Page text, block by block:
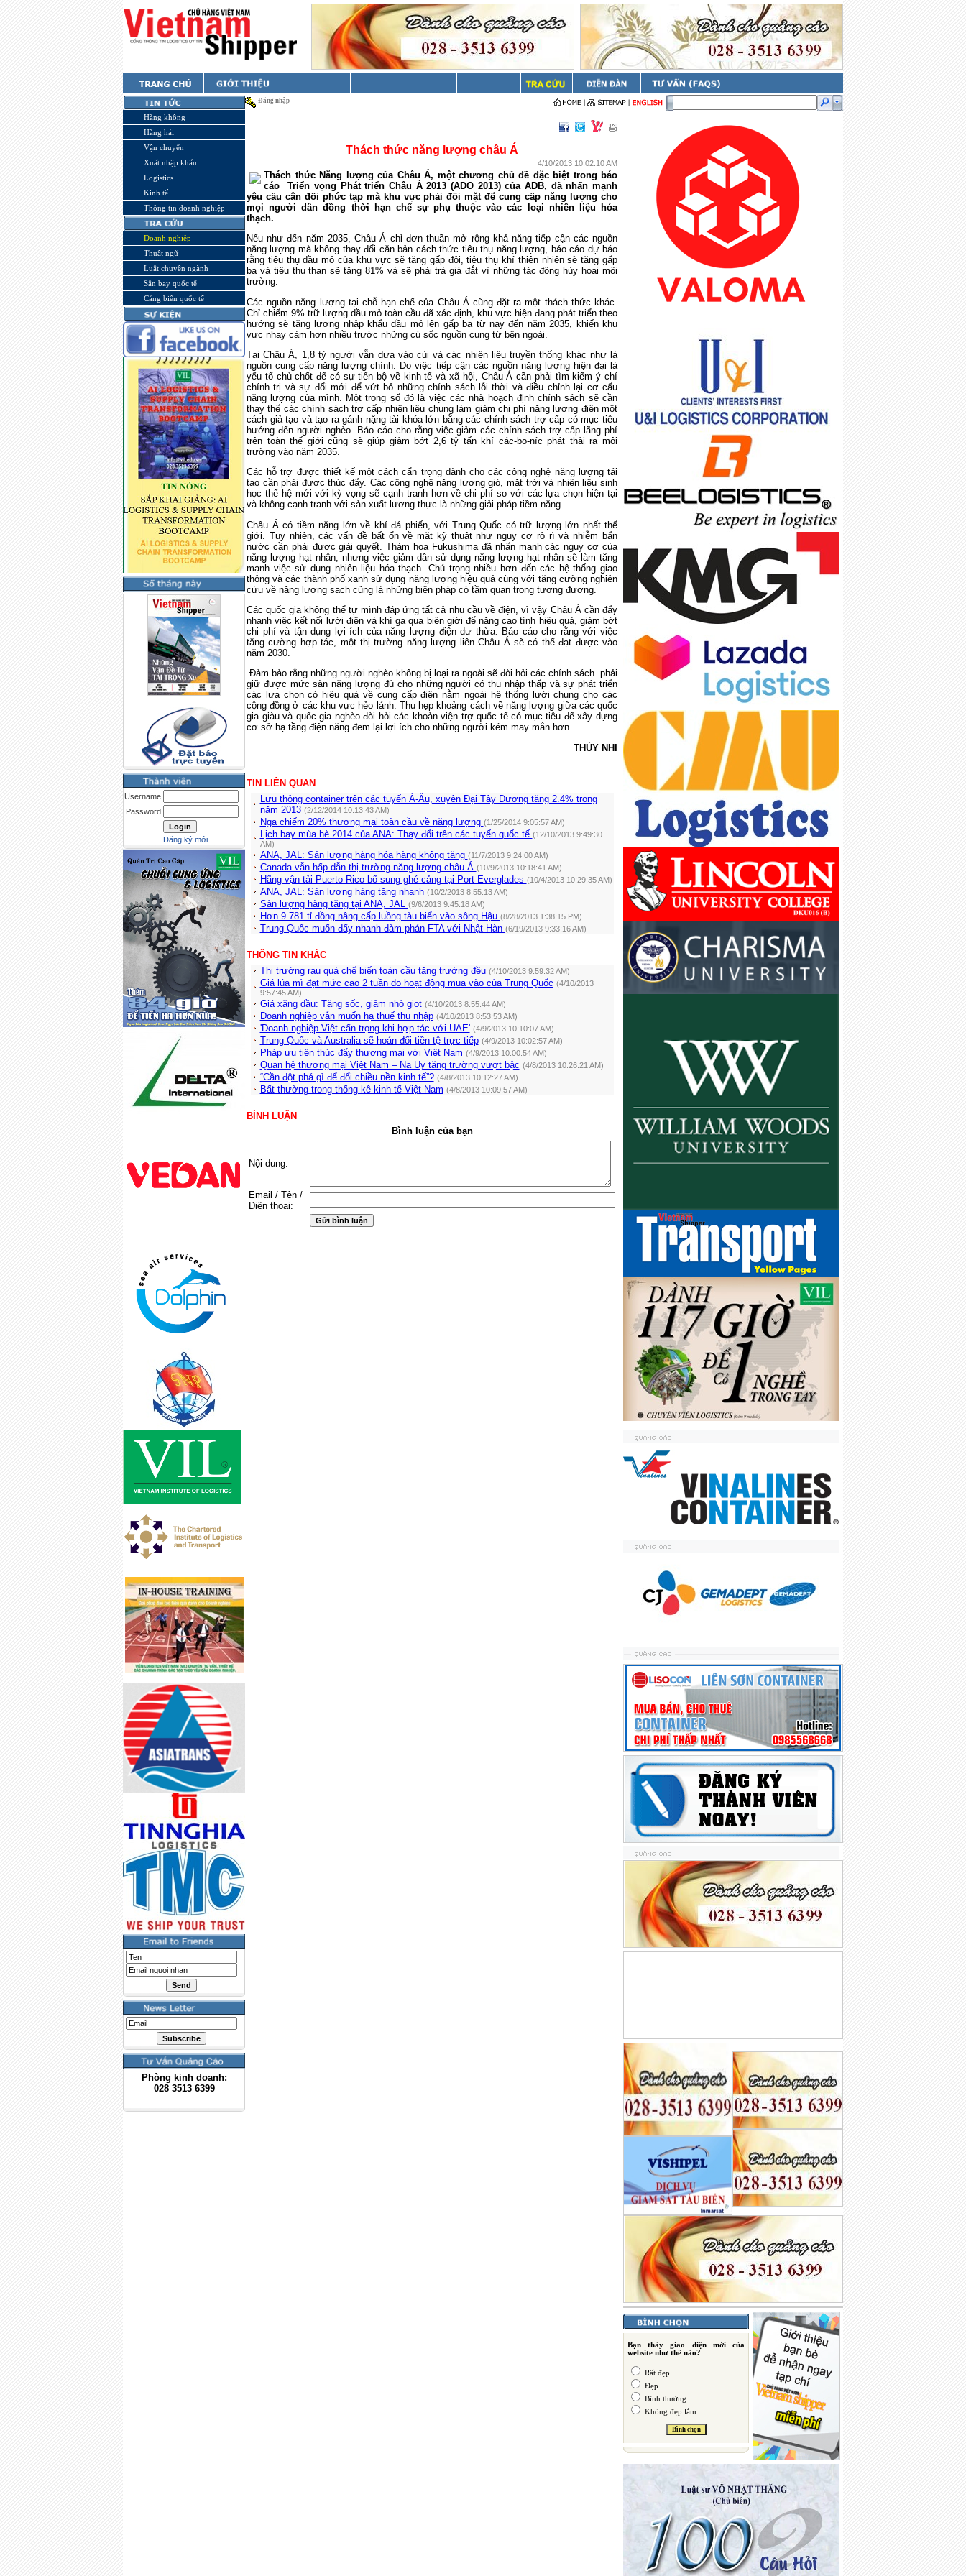
Hàng không
Hàng hải
Vận chuyển
Xuất nhập khẩu
Logistics
Kinh tế
Thông tin doanh nghiệp
Doanh nghiệp
Thuật ngữ
Luật chuyên ngành
Sân bay quốc tế
Cảng biển quốc tế
Username
Password
Đăng ký mới
Phòng kinh doanh:
028 3513 6399
Đăng nhập
Thách thức năng lượng châu Á
4/10/2013 10:02:10 AM
Thách thức Năng lượng của Châu Á, một chương chủ đề đặc biệt trong báo
cáo
Triển vọng Phát triển Châu Á 2013 (ADO 2013) của ADB, đã nhấn mạnh
yêu cầu cân đối phức tạp mà khu vực phải đối mặt để cung cấp năng lượng cho
mọi người dân đồng thời hạn chế sự phụ thuộc vào các loại nhiên liệu hóa
thạch.
Nếu như đến năm 2035, Châu Á chỉ đơn thuần mở rộng khả năng tiếp cận các nguồn
năng lượng mà không thay đổi căn bản cách thức tiêu thụ năng lượng, báo cáo dự báo
rằng tiêu thụ dầu mỏ của khu vực sẽ tăng gấp đôi, tiêu thụ khí thiên nhiên sẽ tăng gấp
ba và tiêu thụ than sẽ tăng 81% và sẽ phải trả giá đắt vì những tác động hủy hoại môi
trường.
Các nguồn năng lượng tại chỗ hạn chế của Châu Á cũng đặt ra một thách thức khác.
Chỉ chiếm 9% trữ lượng dầu mỏ toàn cầu đã xác định, khu vực hiện đang phát triển theo
hướng sẽ tăng lượng nhập khẩu dầu mỏ lên gấp ba từ nay đến năm 2035, khiến khu
vực nhạy cảm hơn nhiều trước những cú sốc nguồn cung từ bên ngoài.
Tại Châu Á, 1,8 tỷ người vẫn dựa vào củi và các nhiên liệu truyền thống khác như là
nguồn cung cấp năng lượng chính. Do việc tiếp cận các nguồn năng lượng hiện đại là
yếu tổ chủ chốt để có sự tiến bộ về kinh tế và xã hội, Châu Á cần phải tìm kiếm ý chí
chính trị và sự đổi mới để vứt bỏ những chính sách lỗi thời và điều chỉnh lại cơ cấu
năng lượng của mình. Một trong số đó là việc các nhà hoạch định chính sách sẽ cần
thay thế các chính sách trợ cấp nhiên liệu chung làm giảm chi phí năng lượng điện một
cách giả tạo và tạo ra gánh nặng tài khóa lớn bằng các chính sách trợ cấp có mục tiêu
hướng đến người nghèo. Báo cáo cho rằng việc giảm các chính sách trợ cấp lãng phí
trên toàn thế giới cũng sẽ giúp giảm bớt 2,6 tỷ tấn khí các-bo-níc phát thải ra môi
trường vào năm 2035.
Các hỗ trợ được thiết kế một cách cẩn trọng dành cho các công nghệ năng lượng tái
tạo cần phải được thúc đẩy. Các công nghệ năng lượng gió, mặt trời và nhiên liệu sinh
học thế hệ mới với kỳ vọng sẽ cạnh tranh hơn về chi phí so với các lựa chọn hiện tại
và không cạnh tranh với sản xuất lương thực là những giải pháp tiềm năng.
Châu Á có tiềm năng lớn về khí đá phiến, với Trung Quốc có trữ lượng lớn nhất thế
giới. Tuy nhiên, các vấn đề bất ổn về mặt kỹ thuật như nguy cơ rò rì và nhiễm bẩn
nước cần phải được giải quyết. Thảm họa Fukushima đã nhấn mạnh các nguy cơ của
năng lượng hạt nhân, nhưng việc giảm dần sử dụng năng lượng hạt nhân sẽ làm tăng
mạnh việc sử dụng nhiên liệu hóa thạch. Chú trọng nhiều hơn đến các hệ thống giao
thông và các thành phố xanh sử dụng năng lượng hiệu quả cùng với tăng cường nghiên
cứu về năng lượng sạch cũng là những biện pháp có tầm quan trọng tương đương.
Các quốc gia không thể tự mình đáp ứng tất cả nhu cầu về điện, vì vậy Châu Á cần đẩy
nhanh việc kết nối lưới điện và khí ga qua biên giới để năng cao tính hiệu quả, giảm bớt
chi phí và tận dụng lợi ích của năng lượng điện dư thừa. Báo cáo cho rằng với việc
tăng cường hợp tác, một thị trường năng lượng liên Châu Á sẽ có thể đạt được vào
năm 2030.
Đảm bảo rằng những người nghèo không bị loại ra ngoài sẽ đòi hỏi các chính sách phải
giữ được mức sàn năng lượng đủ cho những người có thu nhập thấp và sự phát triển
các lựa chọn có hiệu quả về cung cấp điện nằm ngoài hệ thống lưới chung cho các
cộng đồng ở các khu vực hẻo lánh. Thu hẹp khoảng cách về năng lượng giữa các quốc
gia giàu và quốc gia nghèo đòi hỏi các khoản viện trợ quốc tế có mục tiêu để xây dựng
cơ sở hạ tầng điện năng đem lại lợi ích cho những người kém may mắn hơn.
THỦY NHI
TIN LIÊN QUAN
Lưu thông container trên các tuyến Á-Âu, xuyên Đại Tây Dương tăng 2.4% trong
năm 2013 (2/12/2014 10:13:43 AM)
Nga chiếm 20% thương mại toàn cầu về năng lượng (1/25/2014 9:05:57 AM)
Lịch bay mùa hè 2014 của ANA: Thay đổi trên các tuyến quốc tế (12/10/2013 9:49:30
AM)
ANA, JAL: Sản lượng hàng hóa hàng không tăng (11/7/2013 9:24:00 AM)
Canada vẫn hấp dẫn thị trường năng lượng châu Á (10/9/2013 10:18:41 AM)
Hãng vận tải Puerto Rico bổ sung ghé cảng tại Port Everglades (10/4/2013 10:29:35 AM)
ANA, JAL: Sản lượng hàng tăng nhanh (10/2/2013 8:55:13 AM)
Sản lượng hàng tăng tại ANA, JAL (9/6/2013 9:45:18 AM)
Hơn 9.781 tỉ đồng nâng cấp luồng tàu biển vào sông Hậu (8/28/2013 1:38:15 PM)
Trung Quốc muốn đẩy nhanh đàm phán FTA với Nhật-Hàn (6/19/2013 9:33:16 AM)
THÔNG TIN KHÁC
Thị trường rau quả chế biến toàn cầu tăng trưởng đều (4/10/2013 9:59:32 AM)
Giá lúa mì đạt mức cao 2 tuần do hoạt động mua vào của Trung Quốc (4/10/2013
9:57:45 AM)
Giá xăng dầu: Tăng sốc, giảm nhỏ giọt (4/10/2013 8:55:44 AM)
Doanh nghiệp vẫn muốn hạ thuế thu nhập (4/10/2013 8:53:53 AM)
'Doanh nghiệp Việt cẩn trọng khi hợp tác với UAE' (4/9/2013 10:10:07 AM)
Trung Quốc và Australia sẽ hoán đổi tiền tệ trực tiếp (4/9/2013 10:02:57 AM)
Pháp ưu tiên thúc đẩy thương mại với Việt Nam (4/9/2013 10:00:54 AM)
Quan hệ thương mại Việt Nam – Na Uy tăng trường vượt bậc (4/8/2013 10:26:21 AM)
“Cần đột phá gì để đổi chiều nền kinh tế”? (4/8/2013 10:12:27 AM)
Bất thường trong thống kê kinh tế Việt Nam (4/8/2013 10:09:57 AM)
BÌNH LUẬN
Bình luận của bạn
Nội dung:
Email / Tên /
Điện thoại:
Bạn thấy giao diện mới của
website như thế nào?
Rất đẹp
Đẹp
Bình thường
Không đẹp lắm